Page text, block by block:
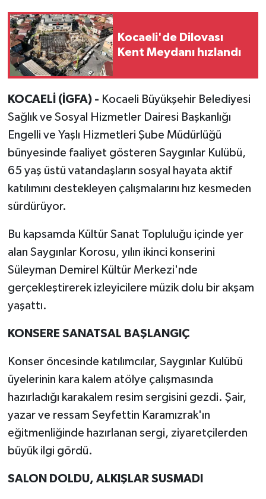
Kocaeli'de Dilovası
Kent Meydanı hızlandı
KOCAELİ (İGFA) - Kocaeli Büyükşehir Belediyesi
Sağlık ve Sosyal Hizmetler Dairesi Başkanlığı
Engelli ve Yaşlı Hizmetleri Şube Müdürlüğü
bünyesinde faaliyet gösteren Saygınlar Kulübü,
65 yaş üstü vatandaşların sosyal hayata aktif
katılımını destekleyen çalışmalarını hız kesmeden
sürdürüyor.
Bu kapsamda Kültür Sanat Topluluğu içinde yer
alan Saygınlar Korosu, yılın ikinci konserini
Süleyman Demirel Kültür Merkezi'nde
gerçekleştirerek izleyicilere müzik dolu bir akşam
yaşattı.
KONSERE SANATSAL BAŞLANGIÇ
Konser öncesinde katılımcılar, Saygınlar Kulübü
üyelerinin kara kalem atölye çalışmasında
hazırladığı karakalem resim sergisini gezdi. Şair,
yazar ve ressam Seyfettin Karamızrak'ın
eğitmenliğinde hazırlanan sergi, ziyaretçilerden
büyük ilgi gördü.
SALON DOLDU, ALKIŞLAR SUSMADI